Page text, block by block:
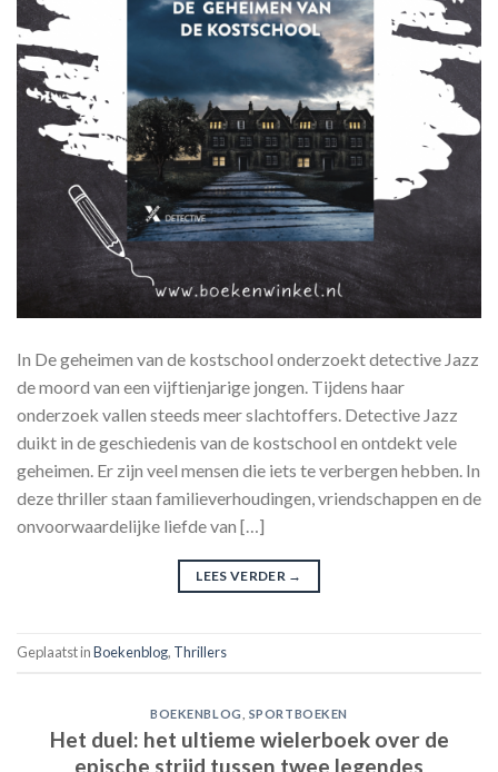
In De geheimen van de kostschool onderzoekt detective Jazz
de moord van een vijftienjarige jongen. Tijdens haar
onderzoek vallen steeds meer slachtoffers. Detective Jazz
duikt in de geschiedenis van de kostschool en ontdekt vele
geheimen. Er zijn veel mensen die iets te verbergen hebben. In
deze thriller staan familieverhoudingen, vriendschappen en de
onvoorwaardelijke liefde van […]
LEES VERDER →
Geplaatst inBoekenblog, Thrillers
BOEKENBLOG SPORTBOEKEN
Het duel: het ultieme wielerboek over de
epische strijd tussen twee legendes